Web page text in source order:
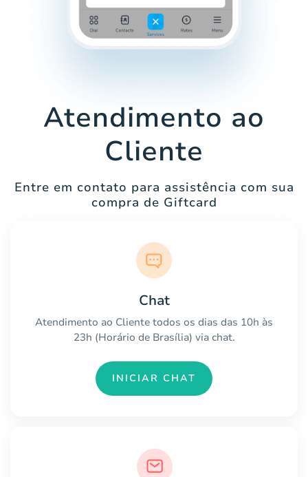
Atendimento ao
Cliente
Entre em contato para assistência com sua
compra de Giftcard
Chat
Atendimento ao Cliente todos os dias das 10h às
23h (Horário de Brasília) via chat.
INICIAR CHAT